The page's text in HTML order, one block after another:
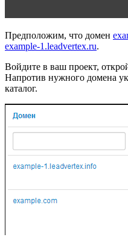
Предположим, что домен
example-1.leadvertex.ru.
Войдите в ваш проект,
Напротив нужного домена
каталог.